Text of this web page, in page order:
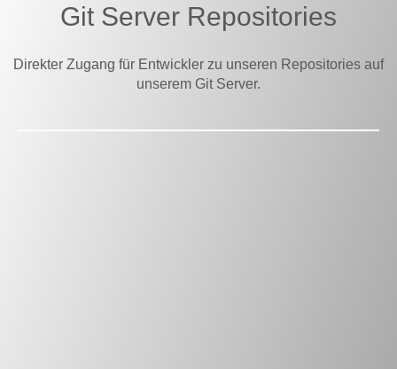
Git Server Repositories
Direkter Zugang für Entwickler zu unseren Repositories auf
unserem Git Server.